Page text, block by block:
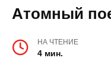
Атомный
НА ЧТЕНИЕ
4 мин.